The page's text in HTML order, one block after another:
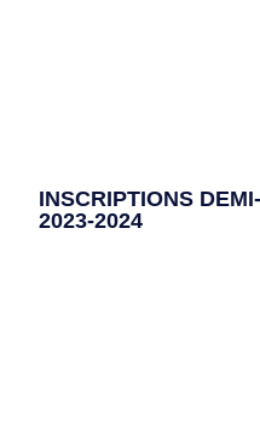
INSCRIPTIONS
2023-2024